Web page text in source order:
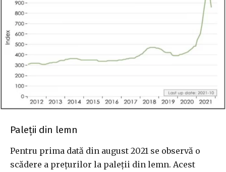
Paleții din lemn
Pentru prima dată din august 2021 se observă o
scădere a prețurilor la paleții din lemn. Acest